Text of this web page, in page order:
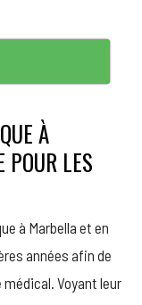
À
POUR LES
à Marbella et en
années afin de
Voyant leur